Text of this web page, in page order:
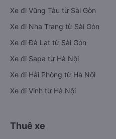
Xe đi Vũng Tàu từ Sài Gòn
Xe đi Nha Trang từ Sài Gòn
Xe đi Đà Lạt từ Sài Gòn
Xe đi Sapa từ Hà Nội
Xe đi Hải Phòng từ Hà Nội
Xe đi Vinh từ Hà Nội
Thuê xe